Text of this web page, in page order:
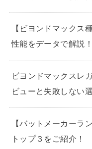
【ビヨンドマックス
性能をデータで解説！
ビヨンドマックスレ
ビューと失敗しない
【バットメーカーラ
トップ３をご紹介！